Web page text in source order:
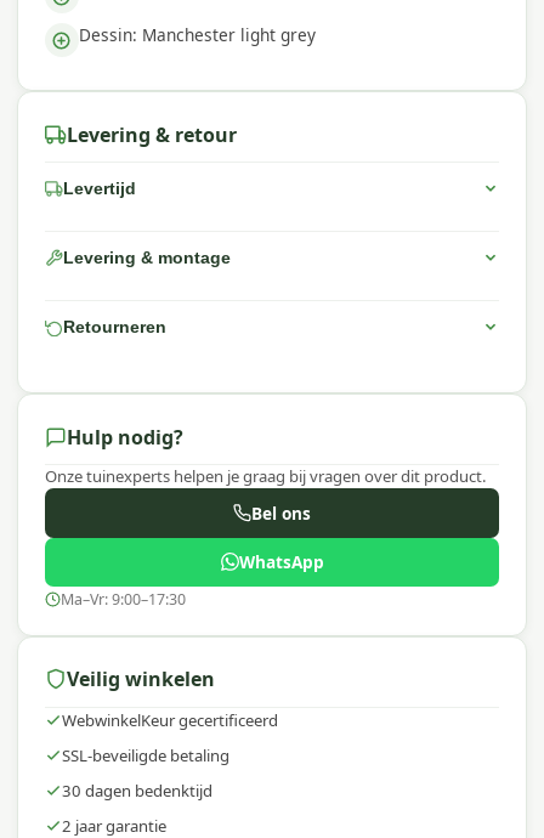
Dessin: Manchester light grey
Levering & retour
Levertijd
Levering & montage
Retourneren
Hulp nodig?
Onze tuinexperts helpen je graag bij vragen over dit product.
Bel ons
WhatsApp
Ma–Vr: 9:00–17:30
Veilig winkelen
WebwinkelKeur gecertificeerd
SSL-beveiligde betaling
30 dagen bedenktijd
2 jaar garantie